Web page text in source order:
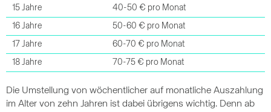
15 Jahre 40-50 € pro Monat
16 Jahre 50-60 € pro Monat
17 Jahre 60-70 € pro Monat
18 Jahre 70-75 € pro Monat
Die Umstellung von wöchentlicher auf monatliche Auszahlung
im Alter von zehn Jahren ist dabei übrigens wichtig. Denn ab